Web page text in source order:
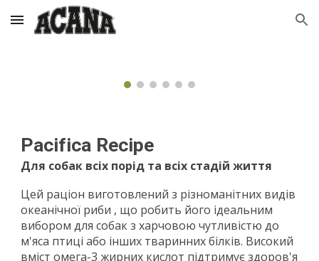
Skip to main content Skip to navigation
Pacifica Recipe
Для собак всіх порід та всіх стадій життя
Цей раціон виготовлений з різноманітних видів
океанічної риби , що робить його ідеальним
вибором для собак з харчовою чутливістю до
м'яса птиці або інших тваринних білків. Високий
вміст омега-3 жирних кислот підтримує здоров'я